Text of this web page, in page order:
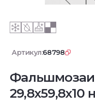
Артикул:68798
29,8x59,8x10